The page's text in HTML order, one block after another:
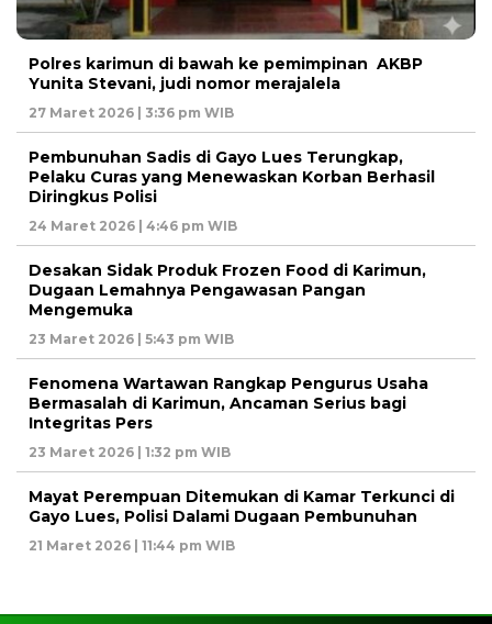
Polres karimun di bawah ke pemimpinan AKBP
Yunita Stevani, judi nomor merajalela
27 Maret 2026 | 3:36 pm WIB
Pembunuhan Sadis di Gayo Lues Terungkap,
Pelaku Curas yang Menewaskan Korban Berhasil
Diringkus Polisi
24 Maret 2026 | 4:46 pm WIB
Desakan Sidak Produk Frozen Food di Karimun,
Dugaan Lemahnya Pengawasan Pangan
Mengemuka
23 Maret 2026 | 5:43 pm WIB
Fenomena Wartawan Rangkap Pengurus Usaha
Bermasalah di Karimun, Ancaman Serius bagi
Integritas Pers
23 Maret 2026 | 1:32 pm WIB
Mayat Perempuan Ditemukan di Kamar Terkunci di
Gayo Lues, Polisi Dalami Dugaan Pembunuhan
21 Maret 2026 | 11:44 pm WIB